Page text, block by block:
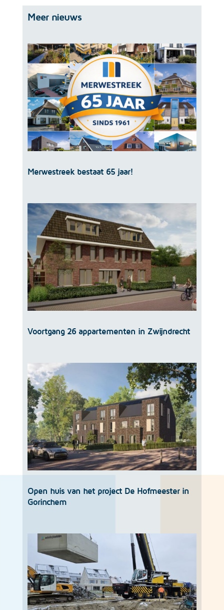
Meer nieuws
Merwestreek bestaat 65 jaar!
Voortgang 26 appartementen in Zwijndrecht
Open huis van het project De Hofmeester in
Gorinchem